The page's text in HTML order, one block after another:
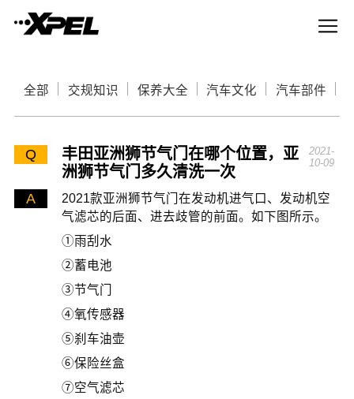
全部 交规知识 保养大全 汽车文化 汽车部件
Q
丰田亚洲狮节气门在哪个位置，亚
洲狮节气门多久清洗一次
2021-
10-09
A
2021款亚洲狮节气门在发动机进气口、发动机空
气滤芯的后面、进去歧管的前面。如下图所示。
①雨刮水
②蓄电池
③节气门
④氧传感器
⑤刹车油壶
⑥保险丝盒
⑦空气滤芯